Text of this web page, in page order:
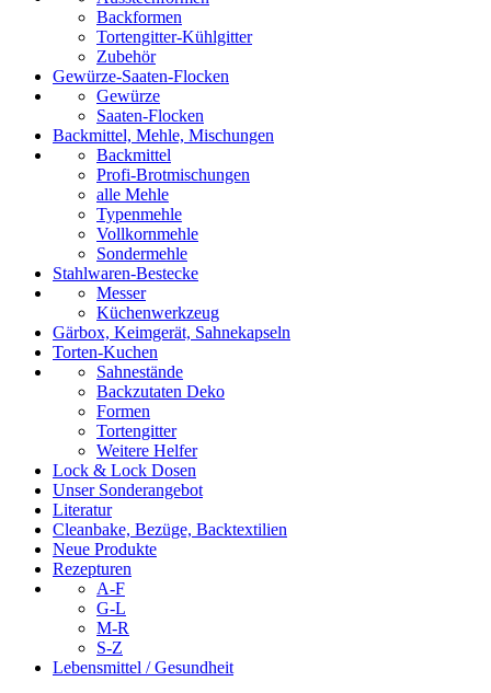
Backformen
Tortengitter-Kühlgitter
Zubehör
Gewürze-Saaten-Flocken
Gewürze
Saaten-Flocken
Backmittel, Mehle, Mischungen
Backmittel
Profi-Brotmischungen
alle Mehle
Typenmehle
Vollkornmehle
Sondermehle
Stahlwaren-Bestecke
Messer
Küchenwerkzeug
Gärbox, Keimgerät, Sahnekapseln
Torten-Kuchen
Sahnestände
Backzutaten Deko
Formen
Tortengitter
Weitere Helfer
Lock & Lock Dosen
Unser Sonderangebot
Literatur
Cleanbake, Bezüge, Backtextilien
Neue Produkte
Rezepturen
A-F
G-L
M-R
S-Z
Lebensmittel / Gesundheit